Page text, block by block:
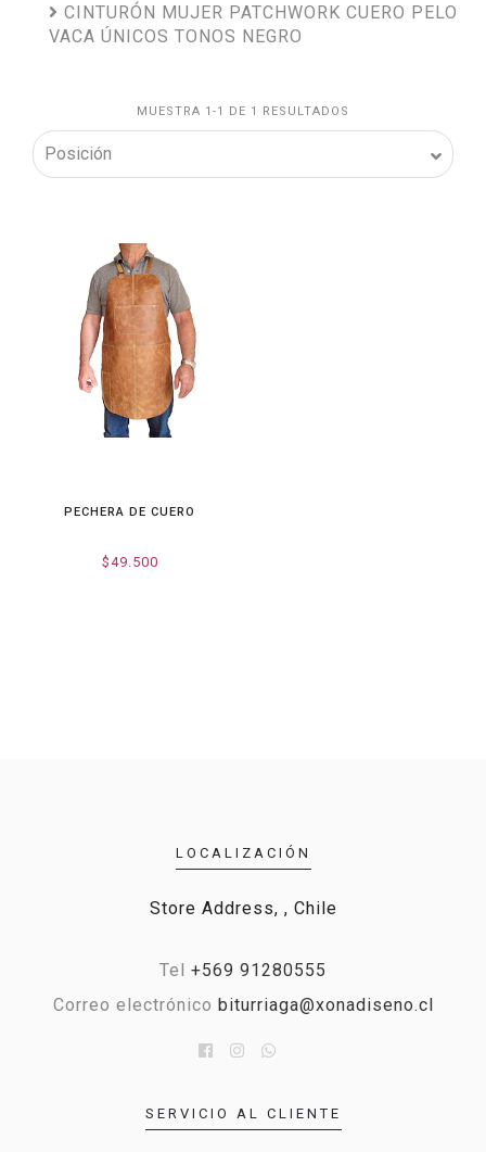
CINTURÓN MUJER PATCHWORK CUERO PELO
VACA ÚNICOS TONOS NEGRO
MUESTRA 1-1 DE 1 RESULTADOS
PECHERA DE CUERO
$49.500
LOCALIZACIÓN
Store Address, , Chile
Tel +569 91280555
Correo electrónico biturriaga@xonadiseno.cl
SERVICIO AL CLIENTE